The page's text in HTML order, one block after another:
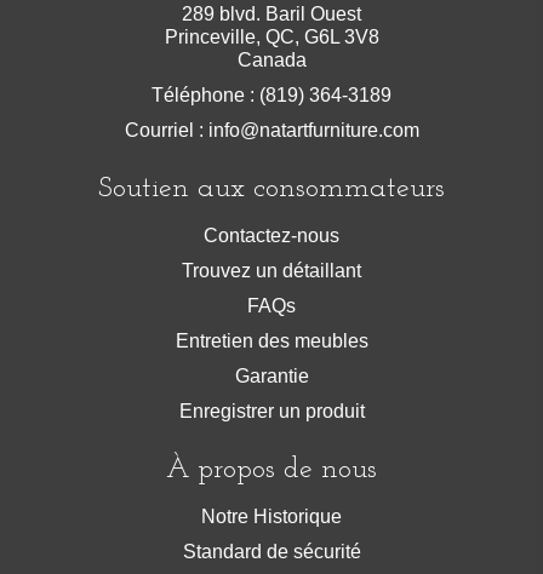
289 blvd. Baril Ouest
Princeville, QC, G6L 3V8
Canada
Téléphone : (819) 364-3189
Courriel : info@natartfurniture.com
Soutien aux consommateurs
Contactez-nous
Trouvez un détaillant
FAQs
Entretien des meubles
Garantie
Enregistrer un produit
À propos de nous
Notre Historique
Standard de sécurité